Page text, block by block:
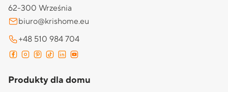
62-300 Września
biuro@krishome.eu
+48 510 984 704
Produkty dla domu